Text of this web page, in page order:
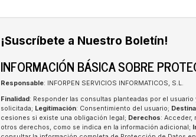
¡Suscríbete a Nuestro Boletín!
INFORMACIÓN BÁSICA SOBRE
Responsable: INFORPEN SERVICIOS INFORMATICOS, S.L.
Finalidad: Responder las consultas planteadas por el
solicitada; Legitimación: Consentimiento del usuario;
cesiones si existe una obligación legal; Derechos: Acceder,
otros derechos, como se indica en la información adicional;